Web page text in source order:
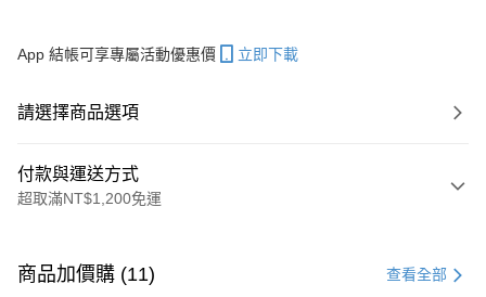
App 結帳可享專屬活動優惠價 立即下載
請選擇商品選項
付款與運送方式
超取滿NT$1,200免運
信用卡一次付款
商品加價購 (11) 查看全部